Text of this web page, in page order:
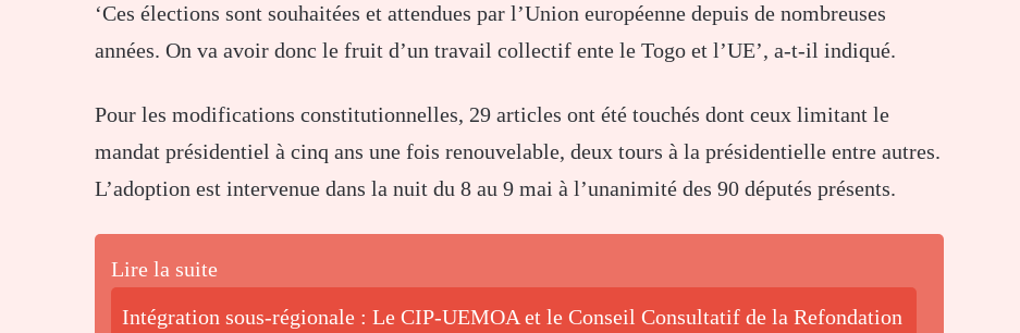
‘Ces élections sont souhaitées et attendues par l’Union européenne depuis de nombreuses
années. On va avoir donc le fruit d’un travail collectif ente le Togo et l’UE’, a-t-il indiqué.
Pour les modifications constitutionnelles, 29 articles ont été touchés dont ceux limitant le
mandat présidentiel à cinq ans une fois renouvelable, deux tours à la présidentielle entre autres.
L’adoption est intervenue dans la nuit du 8 au 9 mai à l’unanimité des 90 députés présents.
Lire la suite
Intégration sous-régionale : Le CIP-UEMOA et le Conseil Consultatif de la Refondation